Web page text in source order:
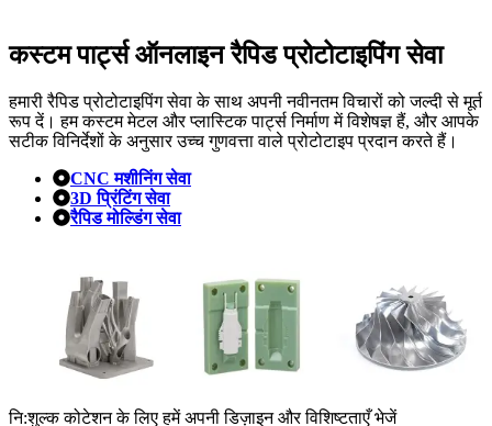
कस्टम पार्ट्स ऑनलाइन रैपिड प्रोटोटाइपिंग सेवा
हमारी रैपिड प्रोटोटाइपिंग सेवा के साथ अपनी नवीनतम विचारों को जल्दी से मूर्त
रूप दें। हम कस्टम मेटल और प्लास्टिक पार्ट्स निर्माण में विशेषज्ञ हैं, और आपके
सटीक विनिर्देशों के अनुसार उच्च गुणवत्ता वाले प्रोटोटाइप प्रदान करते हैं।
CNC मशीनिंग सेवा
3D प्रिंटिंग सेवा
रैपिड मोल्डिंग सेवा
नि:शुल्क कोटेशन के लिए हमें अपनी डिज़ाइन और विशिष्टताएँ भेजें